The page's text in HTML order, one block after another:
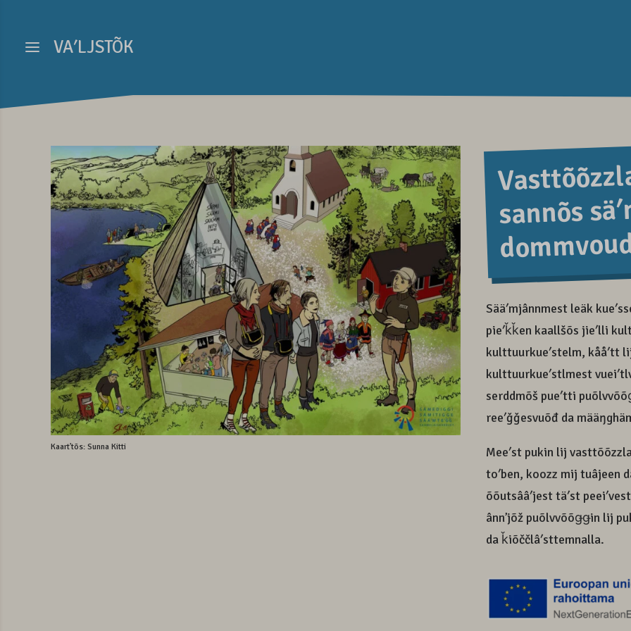
Kaartʼtõs: Sunna Kitti
sannõs
Sääʹmjânnmest leäk
pieʹǩǩen kaallšõs jieʹlli
kulttuurkueʹstelm, kååʹtt
kulttuurkueʹstlmest
serddmõš pueʹtti
reeʹǧǧesvuõđ da
Meeʹst pukin lij
toʹben, koozz mij tuâjeen
õõutsââʹjest täʹst
ânnʼjõž puõlvvõõǥǥin lij
da ǩiõččlâʹsttemnalla.